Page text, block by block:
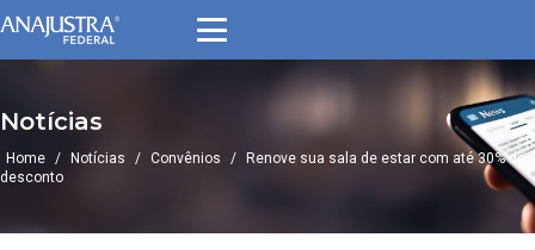
Notícias
Home / Notícias / Convênios /
Renove sua sala de estar com até 30% de
desconto